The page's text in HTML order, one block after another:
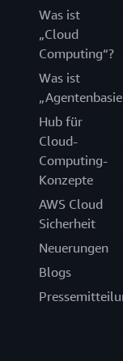
Was ist
„Cloud
Computing“?
Was ist
Hub für
Cloud-
Computing-
Konzepte
AWS Cloud
Sicherheit
Neuerungen
Blogs